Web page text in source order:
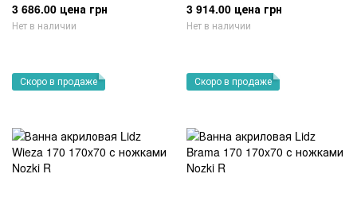
3 686.00 цена грн
Нет в наличии
3 914.00 цена грн
Нет в наличии
Скоро в продаже Скоро в продаже